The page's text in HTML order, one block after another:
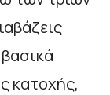
κατοχής,